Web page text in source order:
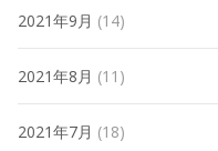
2021年9月 (14)
2021年8月 (11)
2021年7月 (18)